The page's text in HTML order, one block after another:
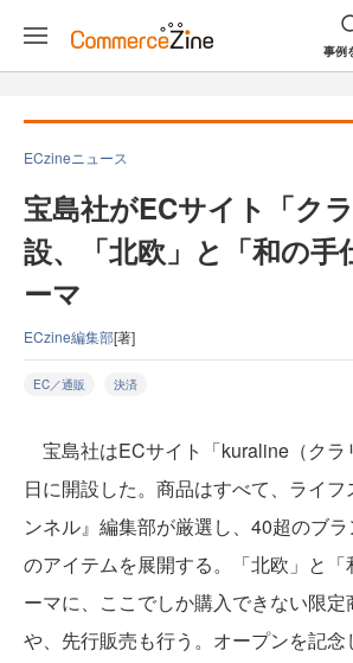
事例
ECzineニュース
宝島社がECサイト「ク
設、「北欧」と「和の手
ーマ
ECzine編集部[著]
EC／通販 決済
宝島社はECサイト「kuraline（クラ
日に開設した。商品はすべて、ライフ
ンネル』編集部が厳選し、40超のブ
のアイテムを展開する。「北欧」と
ーマに、ここでしか購入できない限定
や、先行販売も行う。オープンを記念